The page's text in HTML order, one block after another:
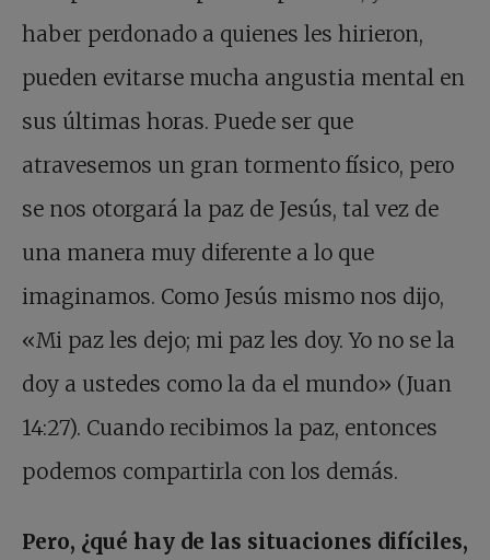
haber perdonado a quienes les hirieron,
pueden evitarse mucha angustia mental en
sus últimas horas. Puede ser que
atravesemos un gran tormento físico, pero
se nos otorgará la paz de Jesús, tal vez de
una manera muy diferente a lo que
imaginamos. Como Jesús mismo nos dijo,
«Mi paz les dejo; mi paz les doy. Yo no se la
doy a ustedes como la da el mundo» (Juan
14:27). Cuando recibimos la paz, entonces
podemos compartirla con los demás.
Pero, ¿qué hay de las situaciones difíciles,